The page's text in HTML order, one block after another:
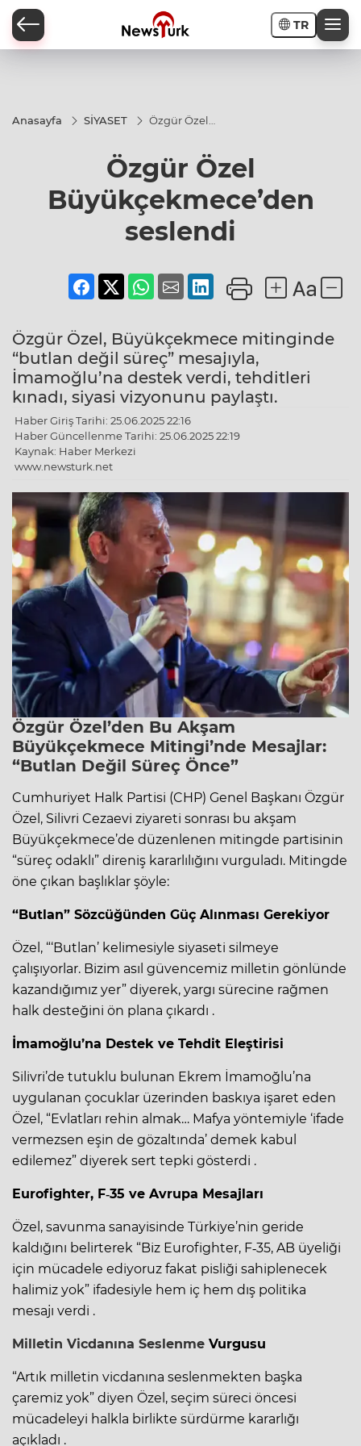
TR
Anasayfa SİYASET
Özgür Özel
Özgür Özel
Büyükçekmece’den
seslendi
Özgür Özel, Büyükçekmece mitinginde
“butlan değil süreç” mesajıyla,
İmamoğlu’na destek verdi, tehditleri
kınadı, siyasi vizyonunu paylaştı.
Haber Giriş Tarihi: 25.06.2025 22:16
Haber Güncellenme Tarihi: 25.06.2025 22:19
Kaynak: Haber Merkezi
www.newsturk.net
Özgür Özel’den Bu Akşam
Büyükçekmece Mitingi’nde Mesajlar:
“Butlan Değil Süreç Önce”
Cumhuriyet Halk Partisi (CHP) Genel Başkanı Özgür
Özel, Silivri Cezaevi ziyareti sonrası bu akşam
Büyükçekmece’de düzenlenen mitingde partisinin
“süreç odaklı” direniş kararlılığını vurguladı. Mitingde
öne çıkan başlıklar şöyle:
“Butlan” Sözcüğünden Güç Alınması Gerekiyor
Özel, “‘Butlan’ kelimesiyle siyaseti silmeye
çalışıyorlar. Bizim asıl güvencemiz milletin gönlünde
kazandığımız yer” diyerek, yargı sürecine rağmen
halk desteğini ön plana çıkardı .
İmamoğlu’na Destek ve Tehdit Eleştirisi
Silivri’de tutuklu bulunan Ekrem İmamoğlu’na
uygulanan çocuklar üzerinden baskıya işaret eden
Özel, “Evlatları rehin almak… Mafya yöntemiyle ‘ifade
vermezsen eşin de gözaltında’ demek kabul
edilemez” diyerek sert tepki gösterdi .
Eurofighter, F‑35 ve Avrupa Mesajları
Özel, savunma sanayisinde Türkiye’nin geride
kaldığını belirterek “Biz Eurofighter, F‑35, AB üyeliği
için mücadele ediyoruz fakat pisliği sahiplenecek
halimiz yok” ifadesiyle hem iç hem dış politika
mesajı verdi .
Milletin Vicdanına Seslenme Vurgusu
“Artık milletin vicdanına seslenmekten başka
çaremiz yok” diyen Özel, seçim süreci öncesi
mücadeleyi halkla birlikte sürdürme kararlığı
açıkladı .